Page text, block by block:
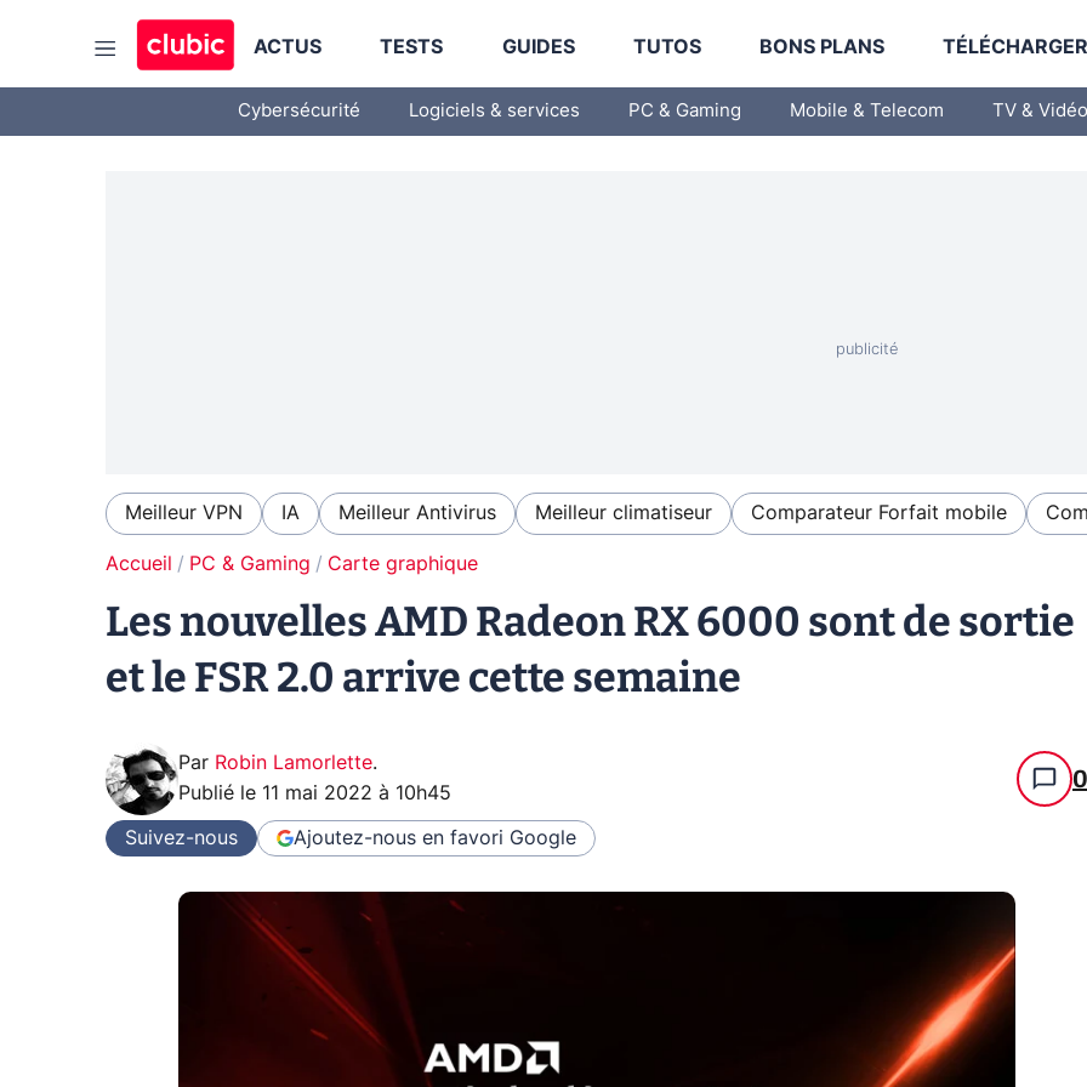
ACTUS TESTS GUIDES TUTOS BONS PLANS
Cybersécurité Logiciels & services PC & Gaming Mobile & Telecom TV & Vidéo
Meilleur VPN IA Meilleur Antivirus Meilleur climatiseur Comparateur Forfait mobile
Accueil PC & Gaming Carte graphique
Les nouvelles AMD Radeon RX 6000 sont de sortie
et le FSR 2.0 arrive cette semaine
Par Robin Lamorlette.
Publié le 11 mai 2022 à 10h45 0
Suivez-nous Ajoutez-nous en favori Google